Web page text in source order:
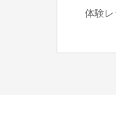
体験レ